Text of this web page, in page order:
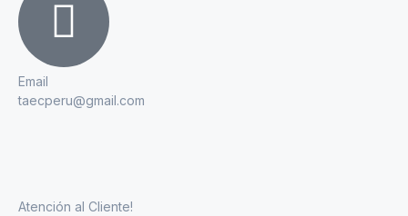
Email
taecperu@gmail.com
Atención al Cliente!